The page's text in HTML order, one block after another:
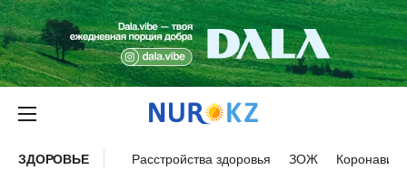
ЗДОРОВЬЕ Расстройства здоровья ЗОЖ